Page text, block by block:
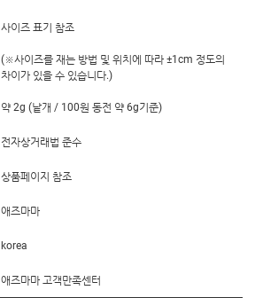
사이즈 표기 참조
(※사이즈를 재는 방법 및 위치에 따라 ±1cm 정도의
차이가 있을 수 있습니다.)
약 2g (낱개 / 100원 동전 약 6g기준)
전자상거래법 준수
상품페이지 참조
애즈마마
korea
애즈마마 고객만족센터